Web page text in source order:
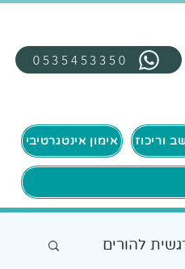
0535453350
אימון אינטגרטיבי
להורים